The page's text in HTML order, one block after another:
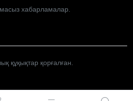
хабарламалар.
құқықтар қорғалған.